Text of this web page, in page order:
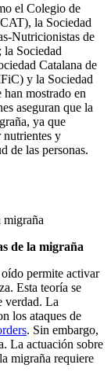
el Colegio de
la Sociedad
Nutricionistas de
Sociedad
Catalana de
y la Sociedad
mostrado en
aseguran que la
ya que
nutrientes y
de las personas.
migraña
de la migraña
permite activar
Esta teoría se
verdad. La
los ataques de
. Sin embargo,
La actuación sobre
migraña requiere